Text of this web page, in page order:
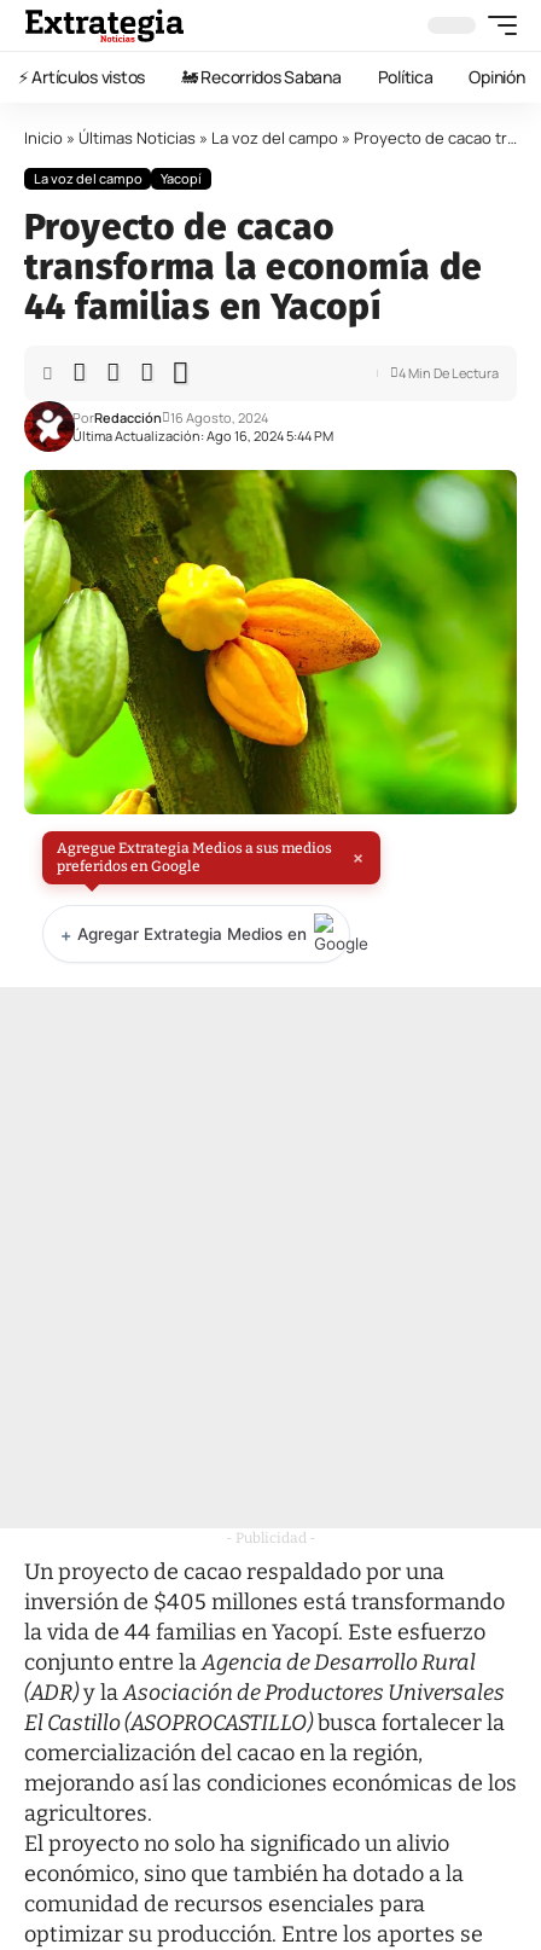
⚡️ Artículos vistos 🚂 Recorridos Sabana Política Opinión
Inicio » Últimas Noticias » La voz del campo » Proyecto de cacao transforma la economía de 44 familias en Yacopí
La voz del campo Yacopí
Proyecto de cacao
transforma la economía de
44 familias en Yacopí
Última Actualización: Ago 16, 2024 5:44 PM
PorRedacción 16 Agosto, 2024
4 Min De Lectura
Agregue Extrategia Medios a sus medios
preferidos en Google
×
+ Agregar Extrategia Medios en
- Publicidad -
Un proyecto de cacao respaldado por una
inversión de $405 millones está transformando
la vida de 44 familias en Yacopí. Este esfuerzo
conjunto entre laAgencia de Desarrollo Rural
(ADR)y laAsociación de Productores Universales
El Castillo (ASOPROCASTILLO)busca fortalecer la
comercialización del cacao en la región,
mejorando así las condiciones económicas de los
agricultores.
El proyecto no solo ha significado un alivio
económico, sino que también ha dotado a la
comunidad de recursos esenciales para
optimizar su producción. Entre los aportes se